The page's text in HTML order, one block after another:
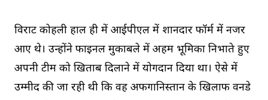
विराट कोहली हाल ही में आईपीएल में शानदार फॉर्म में नजर
आए थे। उन्होंने फाइनल मुकाबले में अहम भूमिका निभाते हुए
अपनी टीम को खिताब दिलाने में योगदान दिया था। ऐसे में
उम्मीद की जा रही थी कि वह अफगानिस्तान के खिलाफ वनडे